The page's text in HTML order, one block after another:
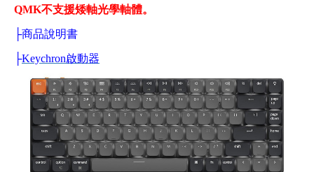
QMK不支援矮軸光學軸體。
├商品說明書
├Keychron啟動器